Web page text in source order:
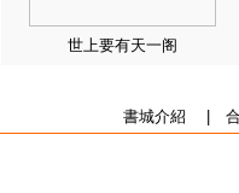
世上要有天一阁
書城介紹